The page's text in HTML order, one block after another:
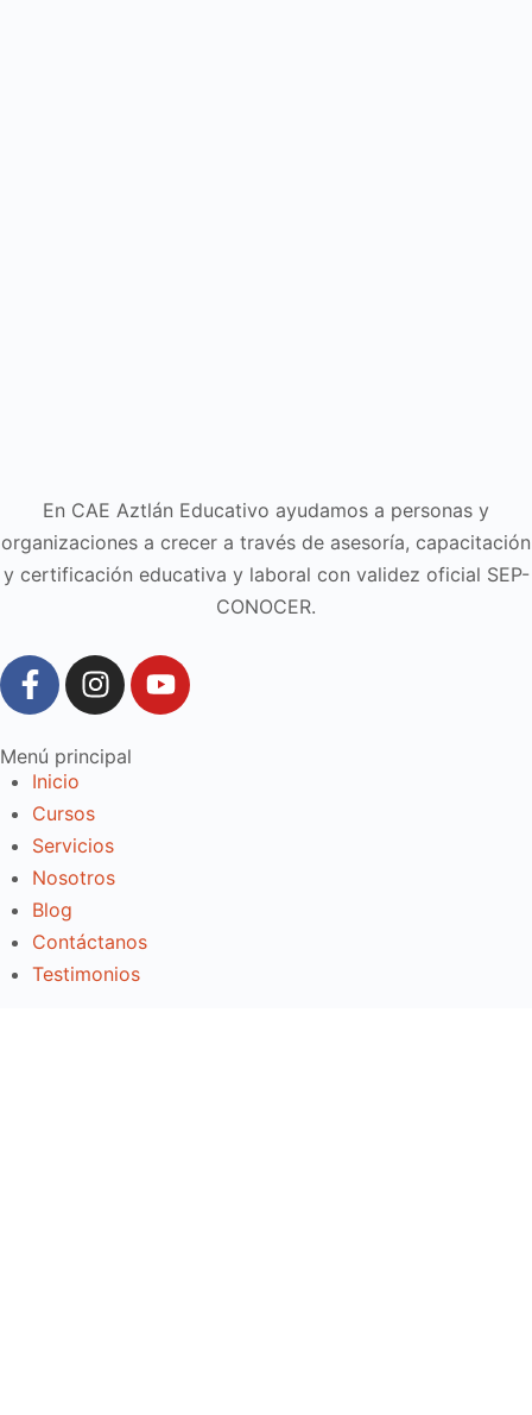
En CAE Aztlán Educativo ayudamos a personas y
organizaciones a crecer a través de asesoría, capacitación
y certificación educativa y laboral con validez oficial SEP-
CONOCER.
Menú principal
Inicio
Cursos
Servicios
Nosotros
Blog
Contáctanos
Testimonios